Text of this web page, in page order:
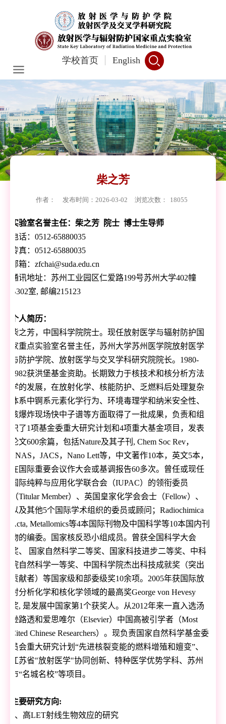
学校首页 English
柴之芳
作者： 发布时间：2026-03-02 浏览次数： 18055
实验室名誉主任：柴之芳 院士 博士生导师
电话：0512-65880035
传真：0512-65880035
邮箱：zfchai@suda.edu.cn
通讯地址：苏州工业园区仁爱路199号苏州大学402幢
B302室, 邮编215123
个人简历：
柴之芳，中国科学院院士。现任放射医学与辐射防护国
家重点实验室名誉主任，苏州大学苏州医学院放射医学
与防护学院、放射医学与交叉学科研究院院长。 1980-
1982获洪堡基金资助。长期致力于核技术和核分析方法
学的发展，在放射化学、核能防护、乏燃料后处理复杂
体系中锕系元素化学行为、环境毒理学和纳米安全性、
核爆炸现场快中子谱等方面取得了一批成果，负责和组
织了1项基金委重大研究计划和4项重大基金项目，发表
论文600余篇，包括Nature及其子刊 , Chem Soc Rev，
PNAS，JACS，Nano Lett等，中文著作10本，英文5本，
在国际重要会议作大会或基调报告60多次。曾任或现任
国际纯粹与应用化学联合会（IUPAC）的领衔委员
（Titular Member）、英国皇家化学会会士（Fellow）、
以及其他5个国际学术组织的委员或顾问；Radiochimica
Acta, Metallomics等4本国际刊物及中国科学等10本国内刊
物的编委。国家核反恐小组成员。曾获全国科学大会
奖、 国家自然科学二等奖、国家科技进步二等奖、中科
院自然科学一等奖、中国科学院杰出科技成就奖（突出
贡献者）等国家级和部委级奖10余项。 2005年获国际放
射分析化学和核化学领域的最高奖George von Hevesy
奖, 是发展中国家第1个获奖人。从2012年来一直入选汤
逊路透和爱思唯尔（Elsevier）中国高被引学者（Most
Cited Chinese Researchers）。现负责国家自然科学基金委
员会重大研究计划“先进核裂变能的燃料增殖和嬗变”、
江苏省"放射医学"协同创新、特种医学优势学科、苏州
市“名城名校”等项目。
主要研究方向:
、高LET射线生物效应的研究